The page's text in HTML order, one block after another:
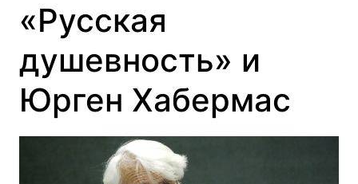
«Русская
душевность» и
Юрген Хабермас